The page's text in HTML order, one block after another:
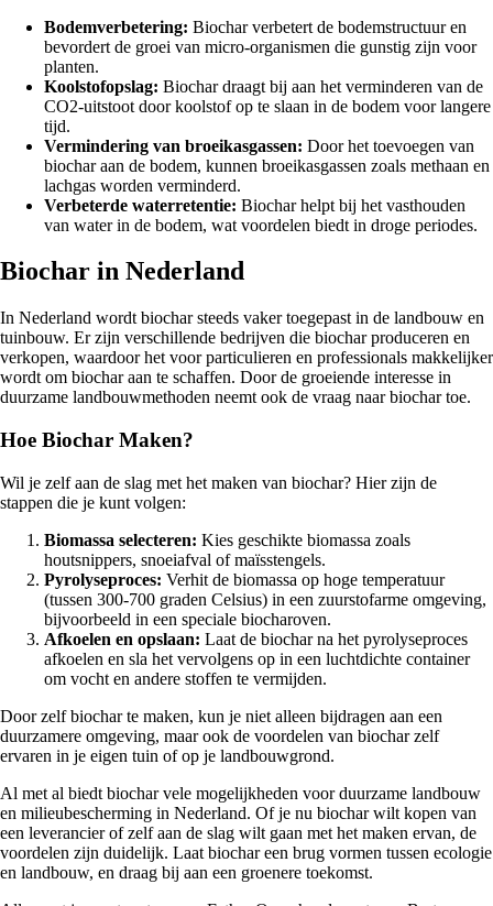
Bodemverbetering: Biochar verbetert de bodemstructuur en
bevordert de groei van micro-organismen die gunstig zijn voor
planten.
Koolstofopslag: Biochar draagt bij aan het verminderen van de
CO2-uitstoot door koolstof op te slaan in de bodem voor langere
tijd.
Vermindering van broeikasgassen: Door het toevoegen van
biochar aan de bodem, kunnen broeikasgassen zoals methaan en
lachgas worden verminderd.
Verbeterde waterretentie: Biochar helpt bij het vasthouden
van water in de bodem, wat voordelen biedt in droge periodes.
Biochar in Nederland
In Nederland wordt biochar steeds vaker toegepast in de landbouw en
tuinbouw. Er zijn verschillende bedrijven die biochar produceren en
verkopen, waardoor het voor particulieren en professionals makkelijker
wordt om biochar aan te schaffen. Door de groeiende interesse in
duurzame landbouwmethoden neemt ook de vraag naar biochar toe.
Hoe Biochar Maken?
Wil je zelf aan de slag met het maken van biochar? Hier zijn de
stappen die je kunt volgen:
Biomassa selecteren: Kies geschikte biomassa zoals
houtsnippers, snoeiafval of maïsstengels.
Pyrolyseproces: Verhit de biomassa op hoge temperatuur
(tussen 300-700 graden Celsius) in een zuurstofarme omgeving,
bijvoorbeeld in een speciale biocharoven.
Afkoelen en opslaan: Laat de biochar na het pyrolyseproces
afkoelen en sla het vervolgens op in een luchtdichte container
om vocht en andere stoffen te vermijden.
Door zelf biochar te maken, kun je niet alleen bijdragen aan een
duurzamere omgeving, maar ook de voordelen van biochar zelf
ervaren in je eigen tuin of op je landbouwgrond.
Al met al biedt biochar vele mogelijkheden voor duurzame landbouw
en milieubescherming in Nederland. Of je nu biochar wilt kopen van
een leverancier of zelf aan de slag wilt gaan met het maken ervan, de
voordelen zijn duidelijk. Laat biochar een brug vormen tussen ecologie
en landbouw, en draag bij aan een groenere toekomst.